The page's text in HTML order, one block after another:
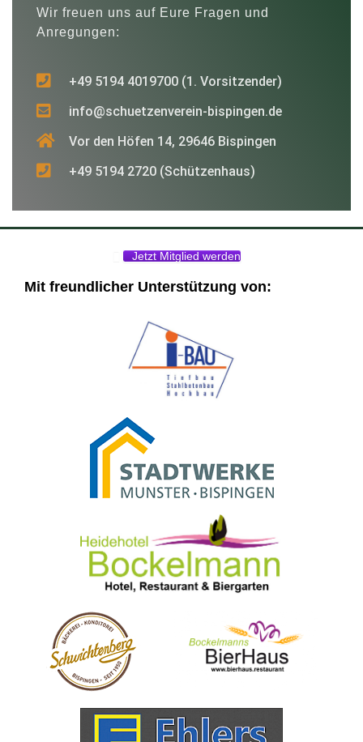
Wir freuen uns auf Eure Fragen und
Anregungen:
+49 5194 4019700 (1. Vorsitzender)
info@schuetzenverein-bispingen.de
Vor den Höfen 14, 29646 Bispingen
+49 5194 2720 (Schützenhaus)
Jetzt Mitglied werden
Mit freundlicher Unterstützung von: